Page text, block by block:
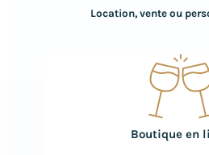
Location, vente ou
Boutique en